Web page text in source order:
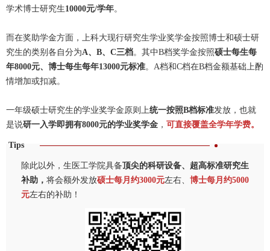
学术博士研究生10000元/学年。
而在奖助学金方面，上科大现行研究生学业奖学金按照博士和硕士研
究生的类别各自分为A、B、C三档。其中B档奖学金按照硕士每生每
年8000元、博士每生每年13000元标准。A档和C档在B档金额基础上酌
情增加或扣减。
一年级硕士研究生的学业奖学金原则上统一按照B档标准发放，也就
是说研一入学即拥有8000元的学业奖学金 ， 可直接覆盖全学年学费。
Tips
除此以外，生医工学院具备顶尖的科研设备、超高标准研究生
补助， 将会额外发放硕士每月约3000元左右、 博士每月约5000
元左右的补助！